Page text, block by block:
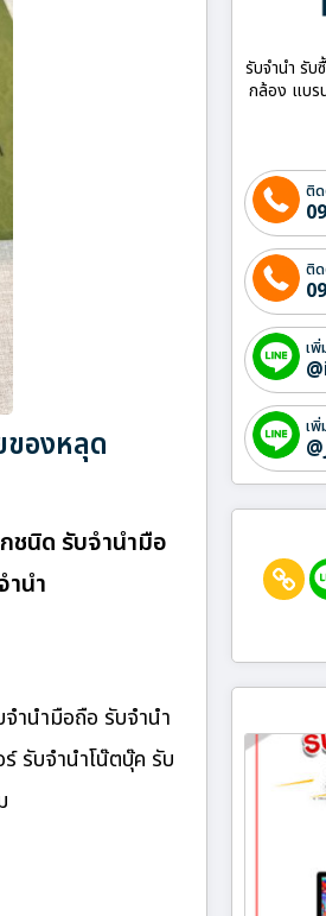
ของหลุด
ชนิด รับจำนำมือ
นำ
ำนำมือถือ รับจำนำ
รับจำนำโน๊ตบุ๊ค รับ
รับจำนำ รั
กล้อง แบร
ติ
ติ
เ
เ